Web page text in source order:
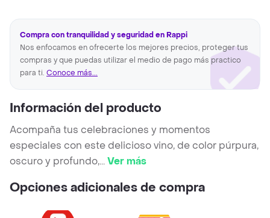
Compra con tranquilidad y seguridad en Rappi
Nos enfocamos en ofrecerte los mejores precios, proteger tus
compras y que puedas utilizar el medio de pago más practico
para ti. Conoce más...
Información del producto
Acompaña tus celebraciones y momentos
especiales con este delicioso vino, de color púrpura,
oscuro y profundo,...Ver más
Opciones adicionales de compra